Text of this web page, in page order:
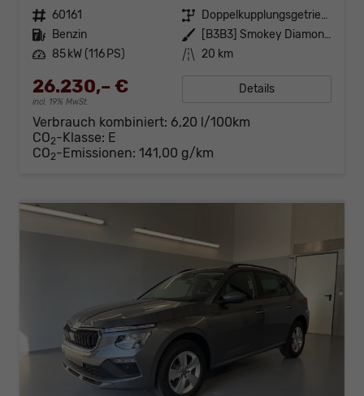
Fahrzeugnr. 60161 Getriebe
Doppelkupplungsgetriebe (DSG)
Kraftstoff Benzin Außenfarbe
[B3B3] Smokey Diamond-Silber Metallic
Leistung 85 kW (116 PS) Kilometerstand 20 km
26.230,– €
incl. 19% MwSt.
Details
Verbrauch kombiniert: 6,20 l/100km
CO2-Klasse: E
CO2-Emissionen: 141,00 g/km